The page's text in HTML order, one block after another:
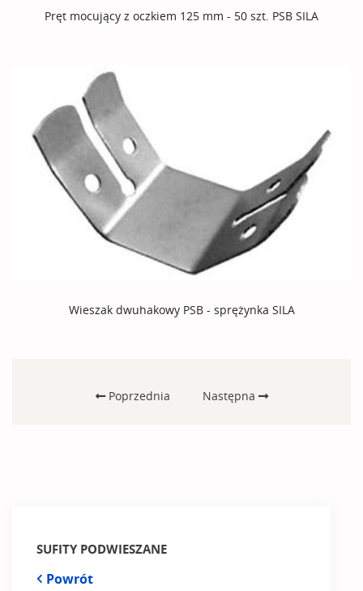
SUFITY PODWIESZANE
Powrót
Pręt mocujący z oczkiem 125 mm - 50 szt. PSB SILA
Wieszak dwuhakowy PSB - sprężynka SILA
Poprzednia Następna